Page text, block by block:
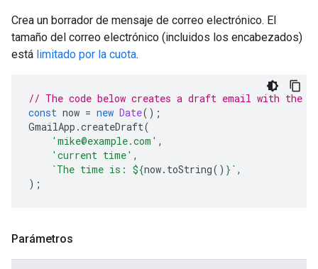
Crea un borrador de mensaje de correo electrónico. El
tamaño del correo electrónico (incluidos los encabezados)
está limitado por la cuota.
// The code below creates a draft email with the
const now = new Date();
GmailApp .createDraft(
'mike@example.com' ,
'current time' ,
`The time is: ${now. toString() } ` ,
);
Parámetros